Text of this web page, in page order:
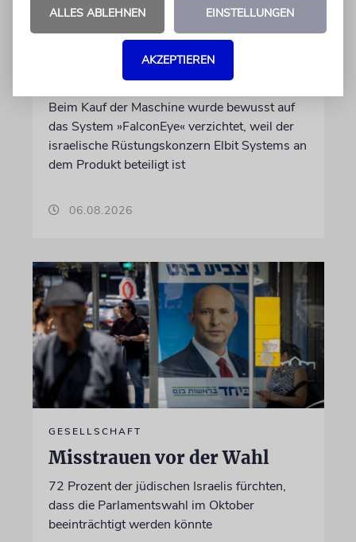
Wegen Israel-Boykott:
Irisches Regierungsflugzeug
kann nicht mehr im Nebel
Beim Kauf der Maschine wurde bewusst auf
das System »FalconEye« verzichtet, weil der
israelische Rüstungskonzern Elbit Systems an
dem Produkt beteiligt ist
06.08.2026
GESELLSCHAFT
Misstrauen vor der Wahl
72 Prozent der jüdischen Israelis fürchten,
dass die Parlamentswahl im Oktober
beeinträchtigt werden könnte
ALLES ABLEHNEN EINSTELLUNGEN
AKZEPTIEREN